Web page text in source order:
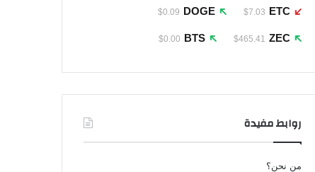
ETC
$7.03
DOGE
$0.09
ZEC
$465.41
BTS
$0.00
روابط مفيدة
من نحن؟